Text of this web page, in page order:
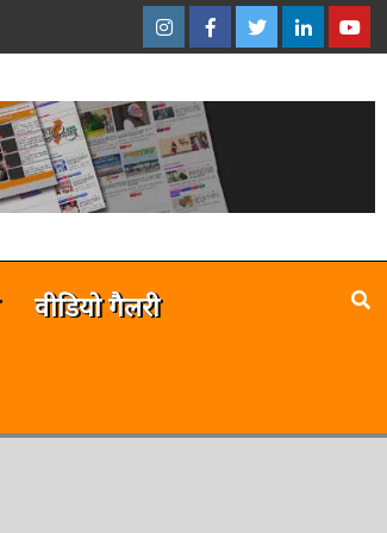
इंस्टाग्राम
ऑनलाईन
भारत
न्यूज़
फेसबुक
ऑनलाईन
भारत
न्यूज़
ट्विटर
ऑनलाईन
ऑनलाईन
न्यूज़
यू-
–
वीडियो गैलरी